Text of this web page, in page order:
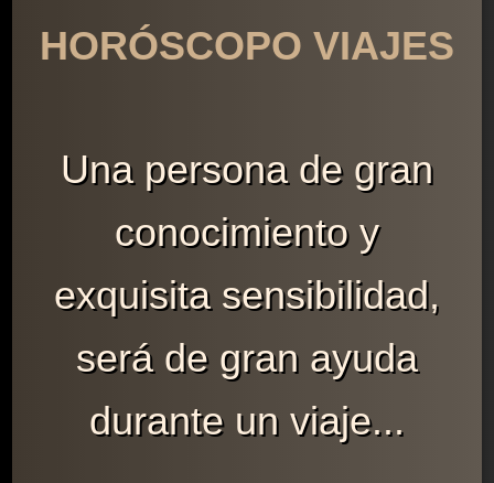
HORÓSCOPO VIAJES
Una persona de gran
conocimiento y
exquisita sensibilidad,
será de gran ayuda
durante un viaje...